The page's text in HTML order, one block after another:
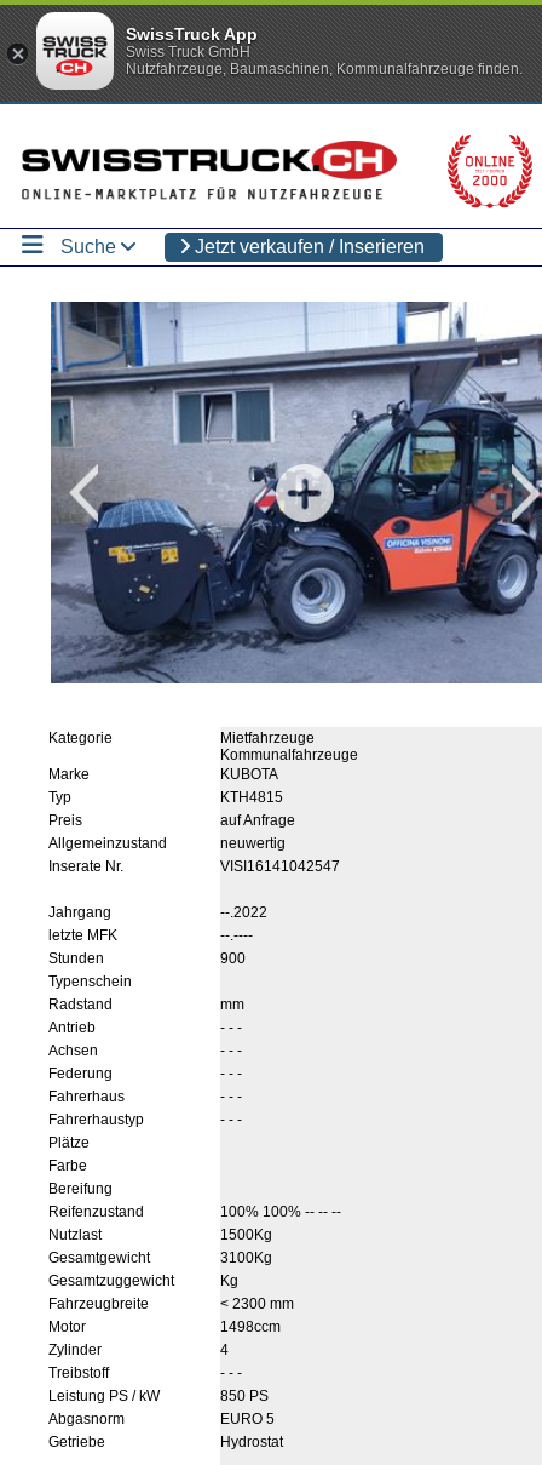
Suche Jetzt verkaufen / Inserieren
Kategorie
Mietfahrzeuge
Kommunalfahrzeuge
Marke
KUBOTA
Typ
KTH4815
Preis
auf Anfrage
Allgemeinzustand
neuwertig
Inserate Nr.
VISI16141042547
Jahrgang
--.2022
letzte MFK
--.----
Stunden
900
Typenschein
Radstand
mm
Antrieb
- - -
Achsen
- - -
Federung
- - -
Fahrerhaus
- - -
Fahrerhaustyp
- - -
Plätze
Farbe
Bereifung
Reifenzustand
100% 100% -- -- --
Nutzlast
1500Kg
Gesamtgewicht
3100Kg
Gesamtzuggewicht
Kg
Fahrzeugbreite
< 2300 mm
Motor
1498ccm
Zylinder
4
Treibstoff
- - -
Leistung PS / kW
850 PS
Abgasnorm
EURO 5
Getriebe
Hydrostat
SwissTruck App
Swiss Truck GmbH
Nutzfahrzeuge, Baumaschinen, Kommunalfahrzeuge finden.